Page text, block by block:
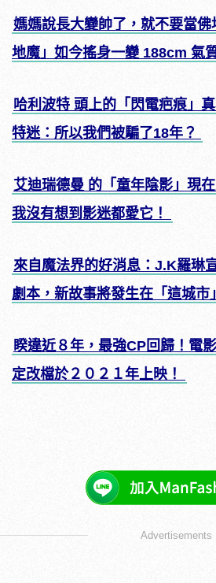
媽媽說長大變帥了，就不要當
地魔」如今搖身一變 188cm 氣
哈利波特 頭上的「閃電疤痕」
特迷：所以我們被騙了18年？
艾迪瑞德曼 的「童年陰影」現
我沒有想到影迷都愛它！
來自魔法界的好消息：J.K羅琳
劇本，新故事將發生在「這城市
睽違近８年，最強CP回歸！電
定改檔於２０２１年上映！
Advertisements